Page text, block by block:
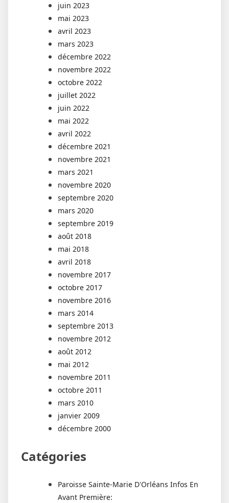
juin 2023
mai 2023
avril 2023
mars 2023
décembre 2022
novembre 2022
octobre 2022
juillet 2022
juin 2022
mai 2022
avril 2022
décembre 2021
novembre 2021
mars 2021
novembre 2020
septembre 2020
mars 2020
septembre 2019
août 2018
mai 2018
avril 2018
novembre 2017
octobre 2017
novembre 2016
mars 2014
septembre 2013
novembre 2012
août 2012
mai 2012
novembre 2011
octobre 2011
mars 2010
janvier 2009
décembre 2000
Catégories
Paroisse Sainte-Marie D'Orléans Infos En
Avant Première: